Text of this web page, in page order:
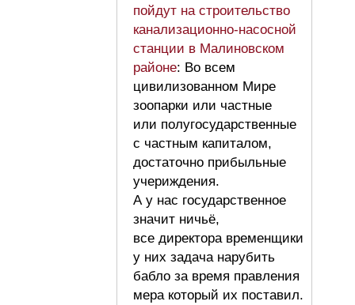
пойдут на строительство
канализационно-насосной
станции в Малиновском
районе: Во всем
цивилизованном Мире
зоопарки или частные
или полугосударственные
с частным капиталом,
достаточно прибыльные
учериждения.
А у нас государственное
значит ничьё,
все директора временщики
у них задача нарубить
бабло за время правления
мера который их поставил.